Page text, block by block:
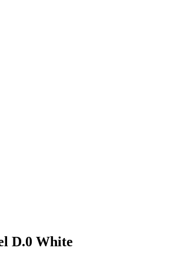
D.0 White